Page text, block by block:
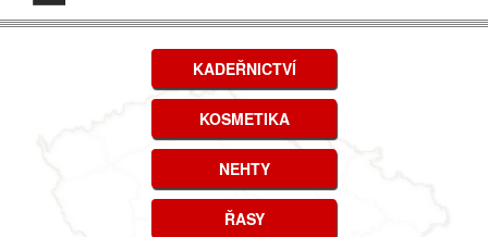
KADEŘNICTVÍ
KOSMETIKA
NEHTY
ŘASY